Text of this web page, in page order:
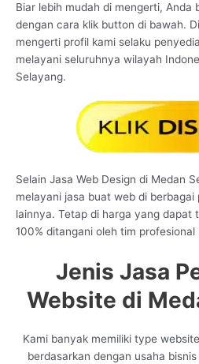
Biar lebih mudah di mengerti, Anda
dengan cara klik button di bawah.
mengerti profil kami selaku
melayani seluruhnya wilayah
Selayang.
Selain Jasa Web Design di Medan
melayani jasa buat web di
lainnya. Tetap di harga yang dapat
100% ditangani oleh tim profesional
Jenis Jasa
Website di
Kami banyak memiliki type
berdasarkan dengan usaha